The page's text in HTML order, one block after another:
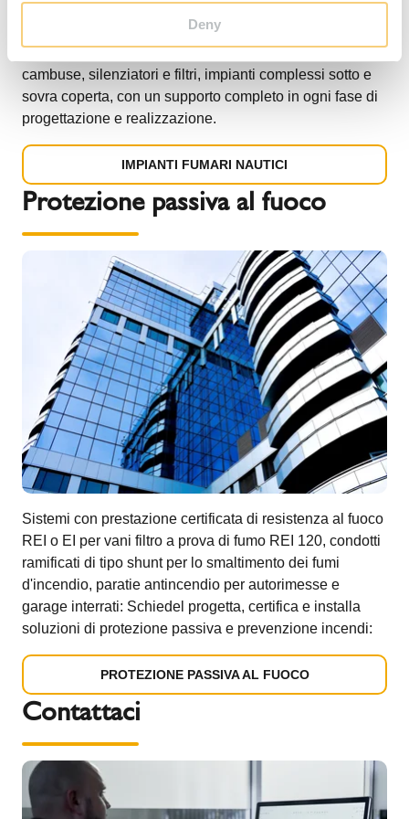
Deny
silenziatori ed accessori specifici per il settore degli
impianti nautici, marine & offshore: canne fumarie e
scarichi per motori marini, gruppi elettrogeni, forni,
cambuse, silenziatori e filtri, impianti complessi sotto e
sovra coperta, con un supporto completo in ogni fase di
progettazione e realizzazione.
IMPIANTI FUMARI NAUTICI
Protezione passiva al fuoco
Sistemi con prestazione certificata di resistenza al fuoco
REI o EI per vani filtro a prova di fumo REI 120, condotti
ramificati di tipo shunt per lo smaltimento dei fumi
d'incendio, paratie antincendio per autorimesse e
garage interrati: Schiedel progetta, certifica e installa
soluzioni di protezione passiva e prevenzione incendi:
PROTEZIONE PASSIVA AL FUOCO
Contattaci